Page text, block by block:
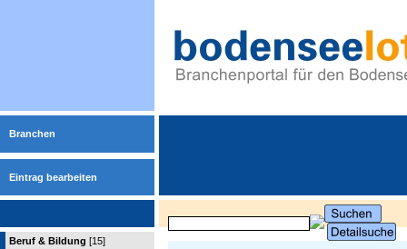
Branchen
Eintrag bearbeiten
Beruf & Bildung [15]